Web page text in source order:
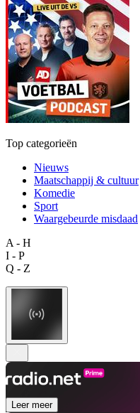
Top categorieën
Nieuws
Maatschappij & cultuur
Komedie
Sport
Waargebeurde misdaad
A - H
I - P
Q - Z
Leer meer